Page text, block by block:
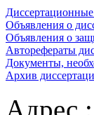
Объявления о
Объявления о
Авторефераты
Документы,
Архив